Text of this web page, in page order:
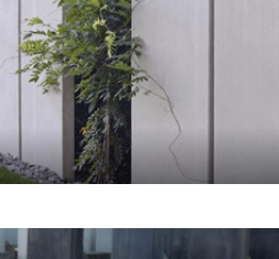
als kunstzinnig element.